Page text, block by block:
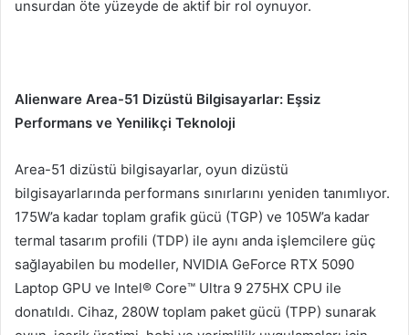
unsurdan öte yüzeyde de aktif bir rol oynuyor.
Alienware Area-51 Dizüstü Bilgisayarlar: Eşsiz
Performans ve Yenilikçi Teknoloji
Area-51 dizüstü bilgisayarlar, oyun dizüstü
bilgisayarlarında performans sınırlarını yeniden tanımlıyor.
175W’a kadar toplam grafik gücü (TGP) ve 105W’a kadar
termal tasarım profili (TDP) ile aynı anda işlemcilere güç
sağlayabilen bu modeller, NVIDIA GeForce RTX 5090
Laptop GPU ve Intel® Core™ Ultra 9 275HX CPU ile
donatıldı. Cihaz, 280W toplam paket gücü (TPP) sunarak